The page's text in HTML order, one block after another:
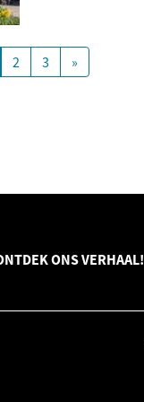
2 3 »
ONS VERHAAL!